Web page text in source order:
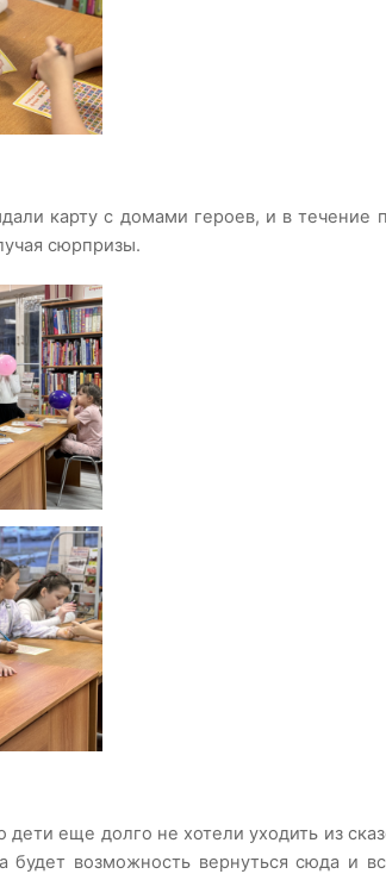
карту с домами героев, и в течение
сюрпризы.
дети еще долго не хотели уходить из
будет возможность вернуться сюда и